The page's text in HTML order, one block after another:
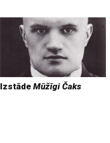
IzstādeMūžīgi Čaks